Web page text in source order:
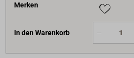
Merken
In den Warenkorb